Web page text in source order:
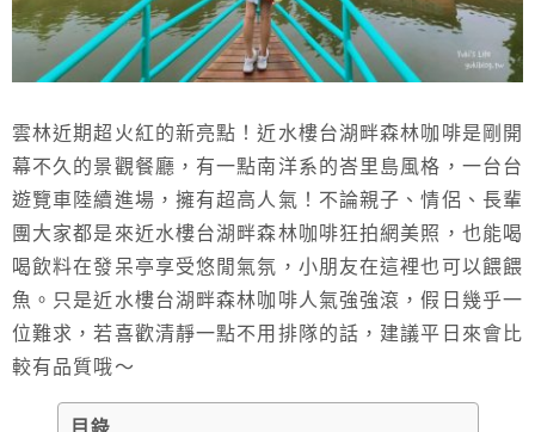
雲林近期超火紅的新亮點！近水樓台湖畔森林咖啡是剛開
幕不久的景觀餐廳，有一點南洋系的峇里島風格，一台台
遊覽車陸續進場，擁有超高人氣！不論親子、情侶、長輩
團大家都是來近水樓台湖畔森林咖啡狂拍網美照，也能喝
喝飲料在發呆亭享受悠閒氣氛，小朋友在這裡也可以餵餵
魚。只是近水樓台湖畔森林咖啡人氣強強滾，假日幾乎一
位難求，若喜歡清靜一點不用排隊的話，建議平日來會比
較有品質哦～